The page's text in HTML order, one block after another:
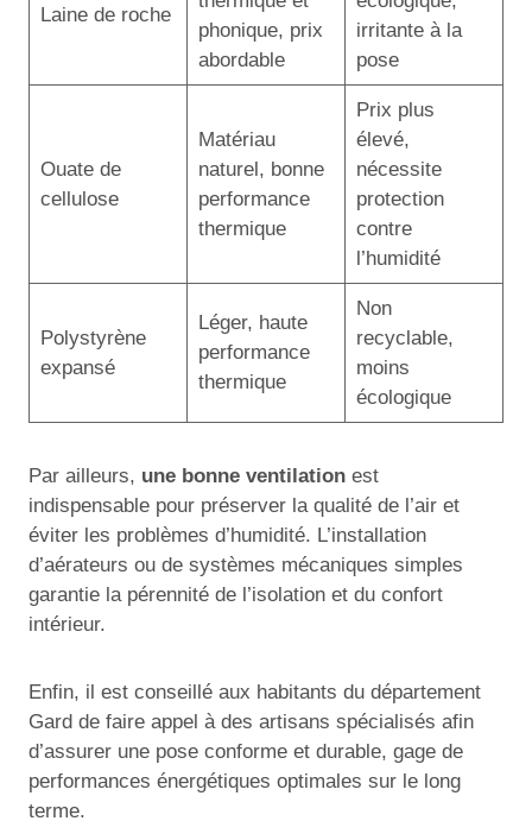
Laine de roche
phonique, prix
abordable
irritante à la
pose
Ouate de
cellulose
Matériau
naturel, bonne
performance
thermique
Prix plus
élevé,
nécessite
protection
contre
l’humidité
Polystyrène
expansé
Léger, haute
performance
thermique
Non
recyclable,
moins
écologique
Par ailleurs, une bonne ventilation est
indispensable pour préserver la qualité de l’air et
éviter les problèmes d’humidité. L’installation
d’aérateurs ou de systèmes mécaniques simples
garantie la pérennité de l’isolation et du confort
intérieur.
Enfin, il est conseillé aux habitants du département
Gard de faire appel à des artisans spécialisés afin
d’assurer une pose conforme et durable, gage de
performances énergétiques optimales sur le long
terme.